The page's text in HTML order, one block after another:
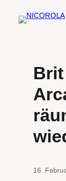
Inhalt
Brit
16.